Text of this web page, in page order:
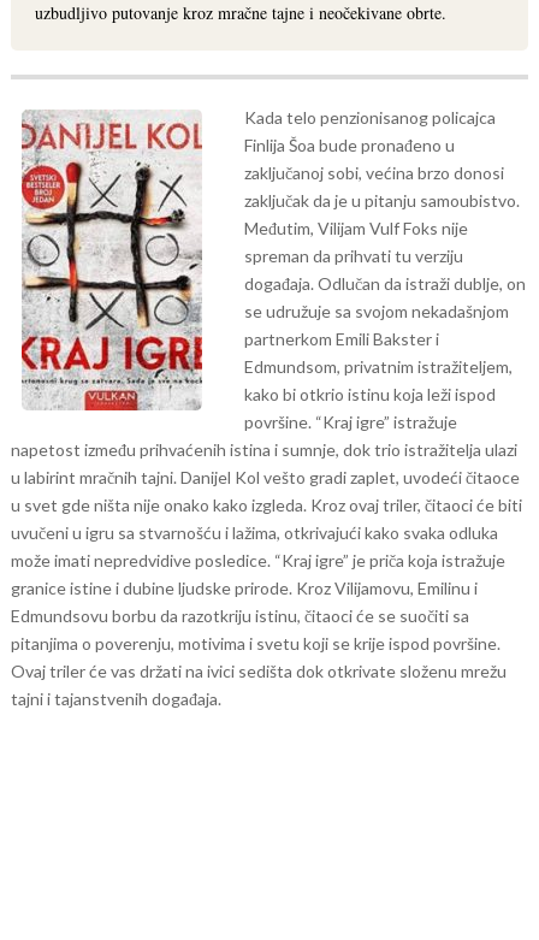
uzbudljivo putovanje kroz mračne tajne i neočekivane obrte.
Kada telo penzionisanog policajca
Finlija Šoa bude pronađeno u
zaključanoj sobi, većina brzo donosi
zaključak da je u pitanju samoubistvo.
Međutim, Vilijam Vulf Foks nije
spreman da prihvati tu verziju
događaja. Odlučan da istraži dublje, on
se udružuje sa svojom nekadašnjom
partnerkom Emili Bakster i
Edmundsom, privatnim istražiteljem,
kako bi otkrio istinu koja leži ispod
površine. “Kraj igre” istražuje
napetost između prihvaćenih istina i sumnje, dok trio istražitelja ulazi
u labirint mračnih tajni. Danijel Kol vešto gradi zaplet, uvodeći čitaoce
u svet gde ništa nije onako kako izgleda. Kroz ovaj triler, čitaoci će biti
uvučeni u igru sa stvarnošću i lažima, otkrivajući kako svaka odluka
može imati nepredvidive posledice. “Kraj igre” je priča koja istražuje
granice istine i dubine ljudske prirode. Kroz Vilijamovu, Emilinu i
Edmundsovu borbu da razotkriju istinu, čitaoci će se suočiti sa
pitanjima o poverenju, motivima i svetu koji se krije ispod površine.
Ovaj triler će vas držati na ivici sedišta dok otkrivate složenu mrežu
tajni i tajanstvenih događaja.